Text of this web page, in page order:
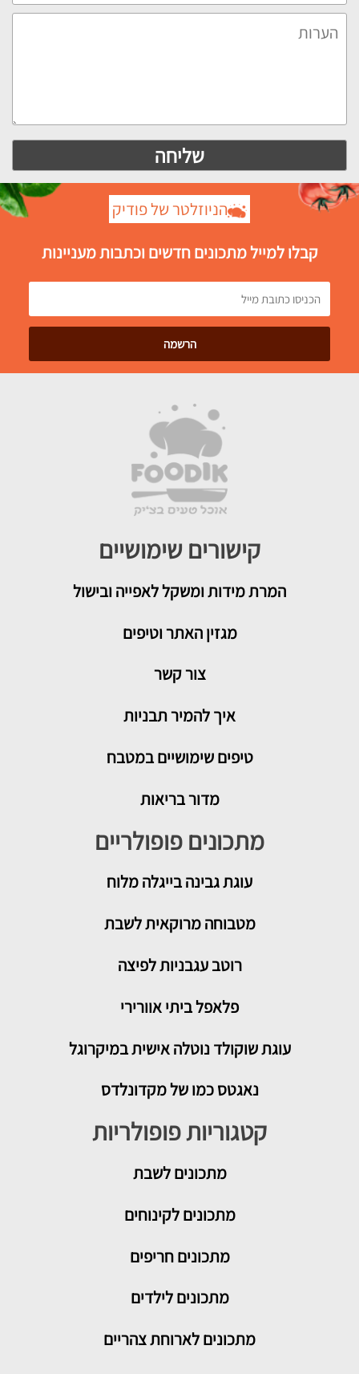
הניוזלטר של פודיק
קבלו למייל מתכונים חדשים וכתבות מעניינות
קישורים שימושיים
המרת מידות ומשקל לאפייה ובישול
מגזין האתר וטיפים
צור קשר
איך להמיר תבניות
טיפים שימושיים במטבח
מדור בריאות
מתכונים פופולריים
עוגת גבינה בייגלה מלוח
מטבוחה מרוקאית לשבת
רוטב עגבניות לפיצה
פלאפל ביתי אוורירי
עוגת שוקולד נוטלה אישית במיקרוגל
נאגטס כמו של מקדונלדס
קטגוריות פופולריות
מתכוניםלשבת
מתכונים לקינוחים
מתכונים חריפים
מתכונים לילדים
מתכונים לארוחת צהריים